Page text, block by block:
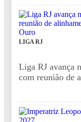
LIGA RJ
Liga RJ avança
com reunião de